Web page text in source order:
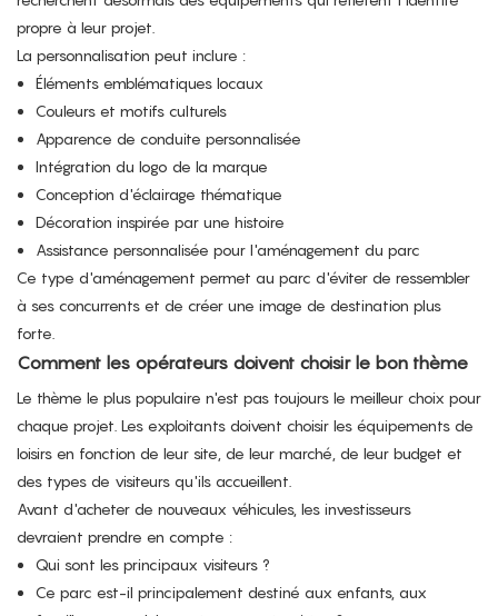
propre à leur projet.
La personnalisation peut inclure :
Éléments emblématiques locaux
Couleurs et motifs culturels
Apparence de conduite personnalisée
Intégration du logo de la marque
Conception d'éclairage thématique
Décoration inspirée par une histoire
Assistance personnalisée pour l'aménagement du parc
Ce type d'aménagement permet au parc d'éviter de ressembler
à ses concurrents et de créer une image de destination plus
forte.
Comment les opérateurs doivent choisir le bon thème
Le thème le plus populaire n'est pas toujours le meilleur choix pour
chaque projet. Les exploitants doivent choisir les équipements de
loisirs en fonction de leur site, de leur marché, de leur budget et
des types de visiteurs qu'ils accueillent.
Avant d'acheter de nouveaux véhicules, les investisseurs
devraient prendre en compte :
Qui sont les principaux visiteurs ?
Ce parc est-il principalement destiné aux enfants, aux